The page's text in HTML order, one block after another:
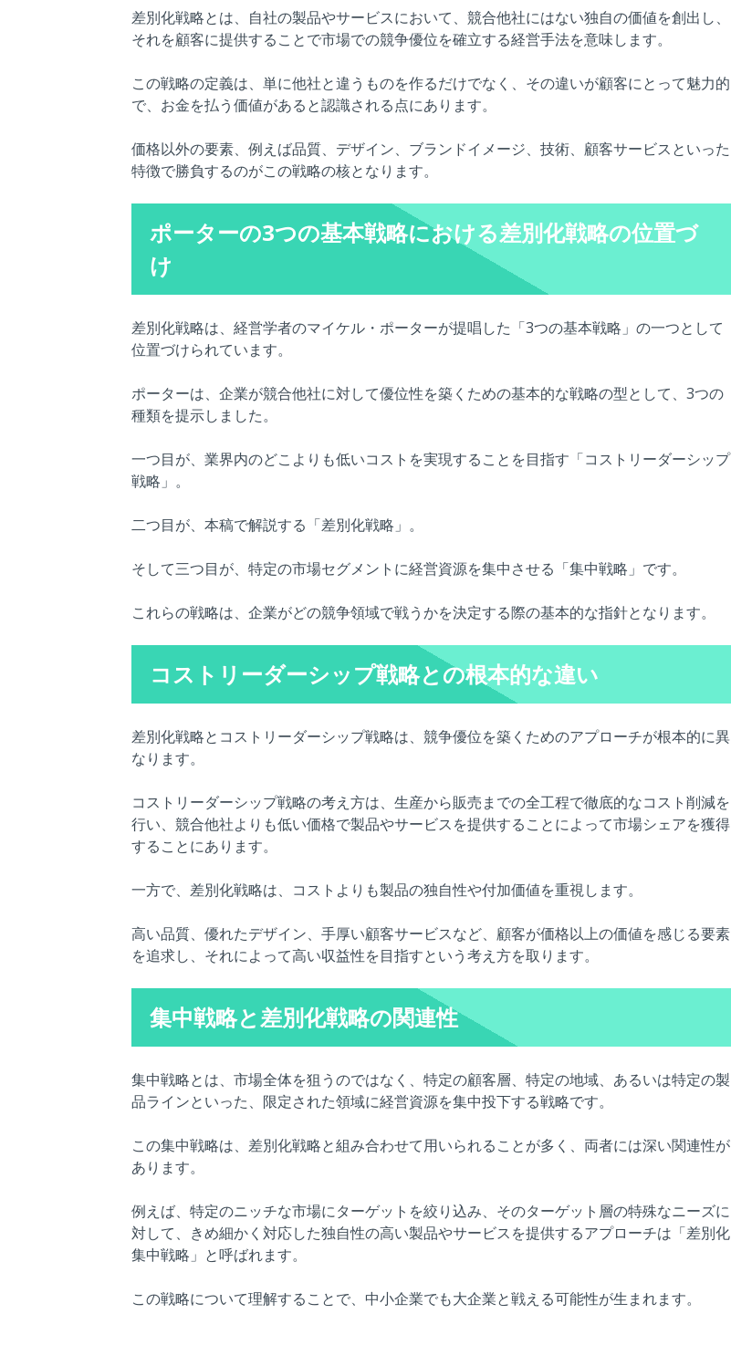
差別化戦略とは、自社の製品やサービスにおいて、競合他社にはない独自の価値を創出し、
それを顧客に提供することで市場での競争優位を確立する経営手法を意味します。
この戦略の定義は、単に他社と違うものを作るだけでなく、その違いが顧客にとって魅力的
で、お金を払う価値があると認識される点にあります。
価格以外の要素、例えば品質、デザイン、ブランドイメージ、技術、顧客サービスといった
特徴で勝負するのがこの戦略の核となります。
ポーターの3つの基本戦略における差別化戦略の位置づ
け
差別化戦略は、経営学者のマイケル・ポーターが提唱した「3つの基本戦略」の一つとして
位置づけられています。
ポーターは、企業が競合他社に対して優位性を築くための基本的な戦略の型として、3つの
種類を提示しました。
一つ目が、業界内のどこよりも低いコストを実現することを目指す「コストリーダーシップ
戦略」。
二つ目が、本稿で解説する「差別化戦略」。
そして三つ目が、特定の市場セグメントに経営資源を集中させる「集中戦略」です。
これらの戦略は、企業がどの競争領域で戦うかを決定する際の基本的な指針となります。
コストリーダーシップ戦略との根本的な違い
差別化戦略とコストリーダーシップ戦略は、競争優位を築くためのアプローチが根本的に異
なります。
コストリーダーシップ戦略の考え方は、生産から販売までの全工程で徹底的なコスト削減を
行い、競合他社よりも低い価格で製品やサービスを提供することによって市場シェアを獲得
することにあります。
一方で、差別化戦略は、コストよりも製品の独自性や付加価値を重視します。
高い品質、優れたデザイン、手厚い顧客サービスなど、顧客が価格以上の価値を感じる要素
を追求し、それによって高い収益性を目指すという考え方を取ります。
集中戦略と差別化戦略の関連性
集中戦略とは、市場全体を狙うのではなく、特定の顧客層、特定の地域、あるいは特定の製
品ラインといった、限定された領域に経営資源を集中投下する戦略です。
この集中戦略は、差別化戦略と組み合わせて用いられることが多く、両者には深い関連性が
あります。
例えば、特定のニッチな市場にターゲットを絞り込み、そのターゲット層の特殊なニーズに
対して、きめ細かく対応した独自性の高い製品やサービスを提供するアプローチは「差別化
集中戦略」と呼ばれます。
この戦略について理解することで、中小企業でも大企業と戦える可能性が生まれます。